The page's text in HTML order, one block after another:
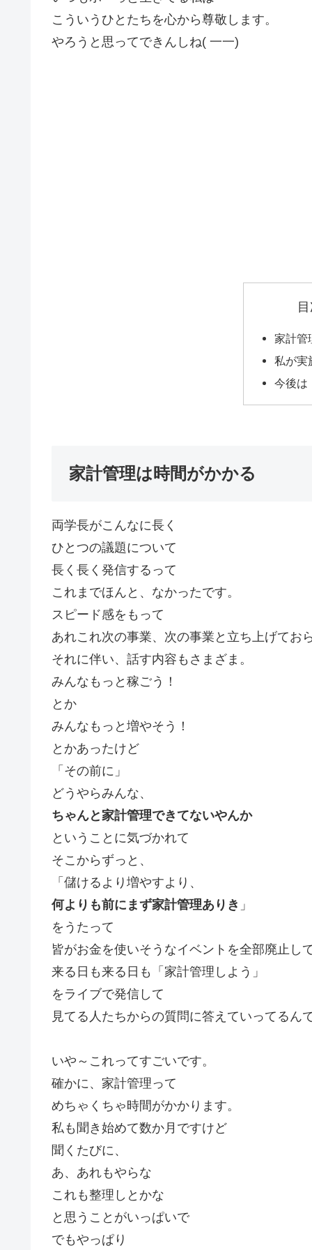
こういうひとたちを心から尊敬します。
やろうと思ってできんしね( 一一)
家計管
私が実
今後は
家計管理は時間がかかる
両学長がこんなに長く
ひとつの議題について
長く長く発信するって
これまでほんと、なかったです。
スピード感をもって
あれこれ次の事業、次の事業と立ち上げてお
それに伴い、話す内容もさまざま。
みんなもっと稼ごう！
とか
みんなもっと増やそう！
とかあったけど
「その前に」
どうやらみんな、
ちゃんと家計管理できてないやんか
ということに気づかれて
そこからずっと、
「儲けるより増やすより、
何よりも前にまず家計管理ありき 」
をうたって
皆がお金を使いそうなイベントを全部廃止し
来る日も来る日も「家計管理しよう」
をライブで発信して
見てる人たちからの質問に答えていってるん
いや～これってすごいです。
確かに、家計管理って
めちゃくちゃ時間がかかります。
私も聞き始めて数か月ですけど
聞くたびに、
あ、あれもやらな
これも整理しとかな
と思うことがいっぱいで
でもやっぱり